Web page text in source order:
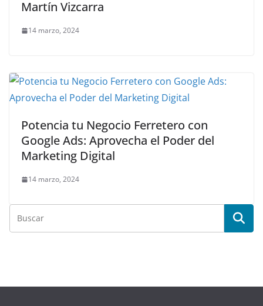
Martín Vizcarra
14 marzo, 2024
Potencia tu Negocio Ferretero con
Google Ads: Aprovecha el Poder del
Marketing Digital
14 marzo, 2024